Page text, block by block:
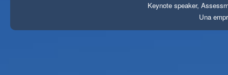
Keynote speaker,
Una